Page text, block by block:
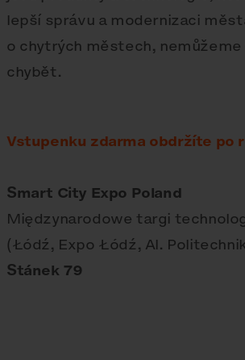
lepší správu a modernizaci
o chytrých městech, nemůžeme
chybět.
Vstupenku zdarma obdržíte po
Smart City Expo Poland
Międzynarodowe targi
(Łódź, Expo Łódź, Al.
Stánek 79